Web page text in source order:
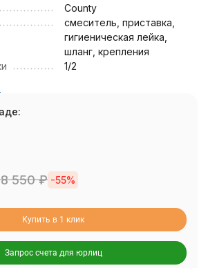
County
смеситель, приставка,
гигиеническая лейка,
шланг, крепления
1/2
550₽ -55%
Купить в 1 клик
Запрос счета для юрлиц